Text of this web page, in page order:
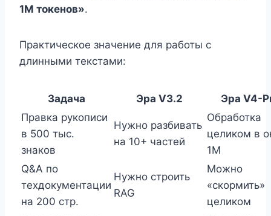
1M токенов».
Практическое значение для работы с
длинными текстами:
Задача Эра V3.2
Эра V4-
Правка рукописи
в 500 тыс.
знаков
Нужно разбивать
на 10+ частей
Обработка
целиком в
1M
Q&A по
техдокументации
на 200 стр.
Нужно строить
RAG
Можно
«скормить»
целиком